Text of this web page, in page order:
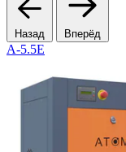
Назад Вперёд
А-5.5Е